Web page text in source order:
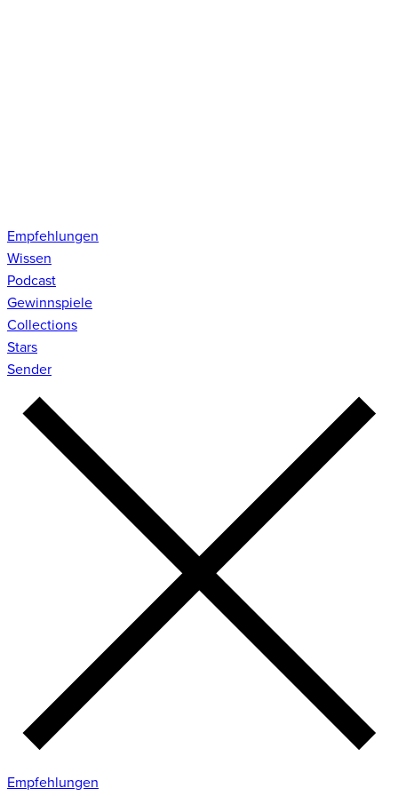
Empfehlungen
Wissen
Podcast
Gewinnspiele
Collections
Stars
Sender
Empfehlungen